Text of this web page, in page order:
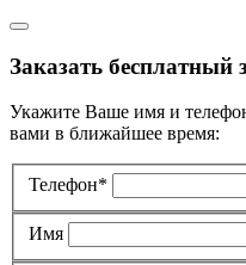
Заказать бесплатный
Укажите Ваше имя и
вами в ближайшее время:
Телефон*
Имя